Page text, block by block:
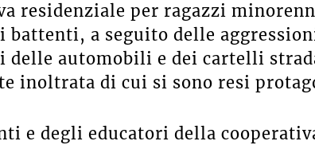
residenziale per ragazzi
battenti, a seguito delle
delle automobili e dei cartelli
inoltrata di cui si sono resi
e degli educatori della